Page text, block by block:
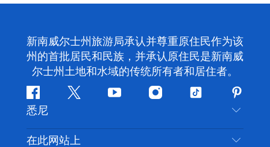
新南威尔士州旅游局承认并尊重原住民作为该
州的首批居民和民族，并承认原住民是新南威
尔士州土地和水域的传统所有者和居住者。
Facebook叽
喳
喳
YouTubeInstagram
抖
悉尼
联系我们
在此网站上